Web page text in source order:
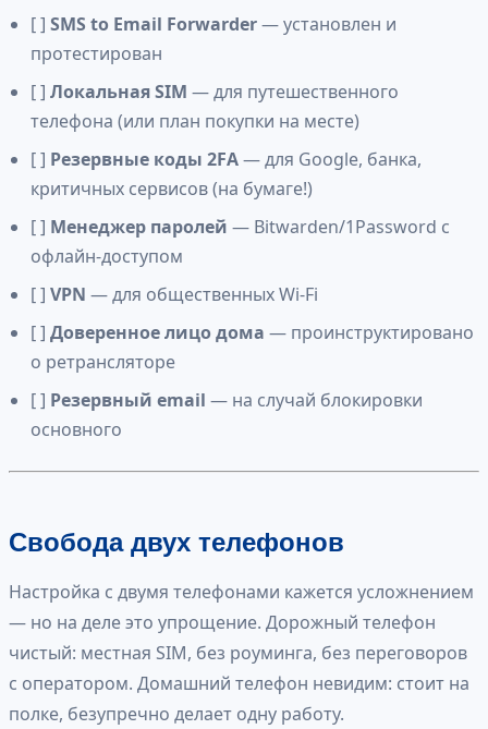
[ ] SMS to Email Forwarder— установлен и
протестирован
[ ] Локальная SIM — для путешественного
телефона (или план покупки на месте)
[ ] Резервные коды 2FA— для Google, банка,
критичных сервисов (на бумаге!)
[ ] Менеджер паролей — Bitwarden/1Password с
офлайн-доступом
[ ] VPN — для общественных Wi-Fi
[ ] Доверенное лицо дома — проинструктировано
о ретрансляторе
[ ] Резервный email — на случай блокировки
основного
Свобода двух телефонов
Настройка с двумя телефонами кажется усложнением
— но на деле это упрощение. Дорожный телефон
чистый: местная SIM, без роуминга, без переговоров
с оператором. Домашний телефон невидим: стоит на
полке, безупречно делает одну работу.